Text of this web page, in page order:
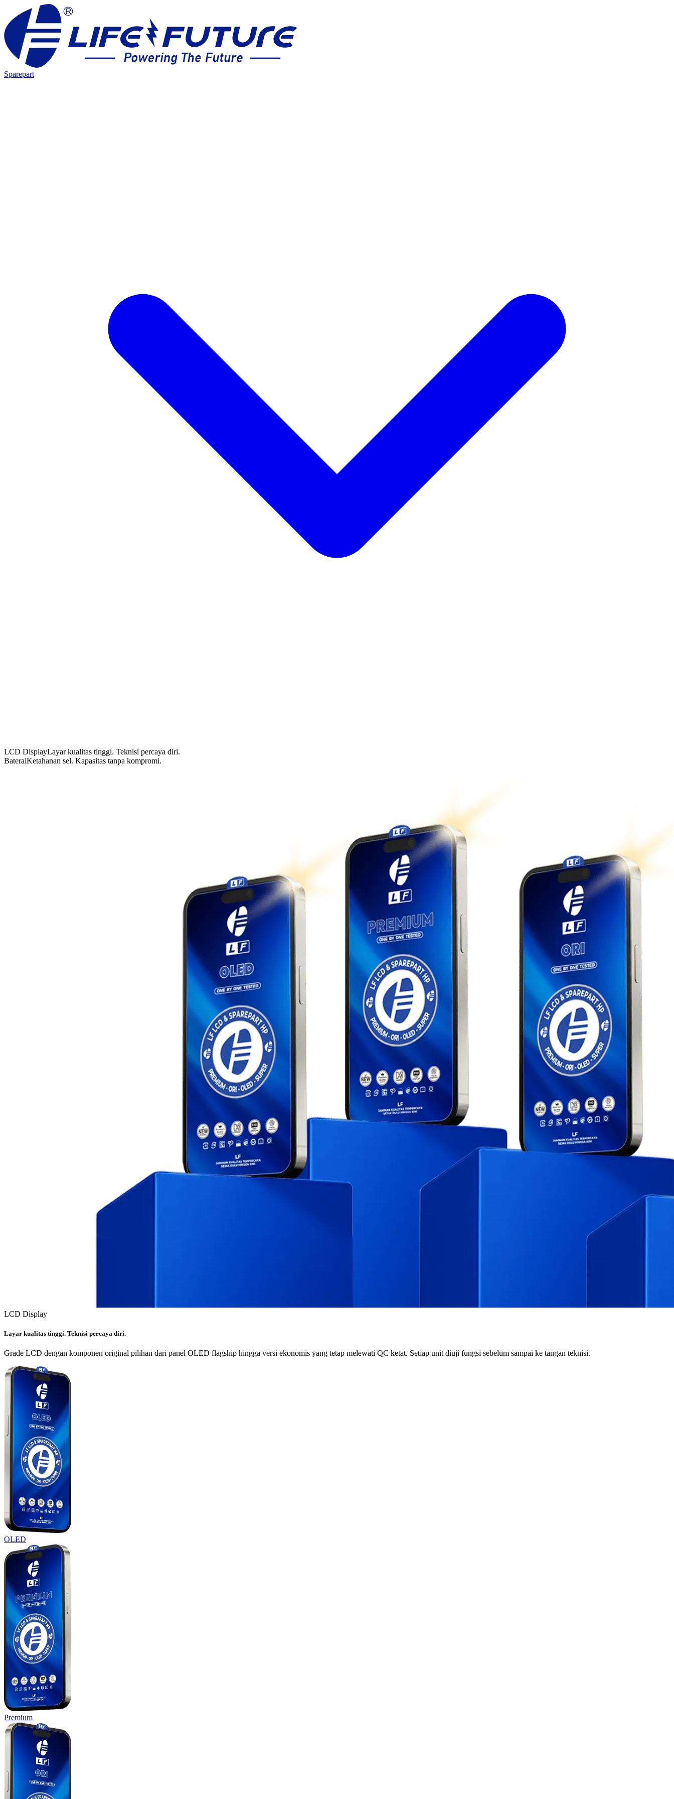
Sparepart
LCD DisplayLayar kualitas tinggi. Teknisi percaya diri.
BateraiKetahanan sel. Kapasitas tanpa kompromi.
LCD Display
Layar kualitas tinggi. Teknisi percaya diri.
Grade LCD dengan komponen original pilihan dari panel OLED flagship hingga versi ekonomis yang tetap melewati QC ketat. Setiap unit diuji fungsi sebelum sampai ke tangan teknisi.
OLED
Premium